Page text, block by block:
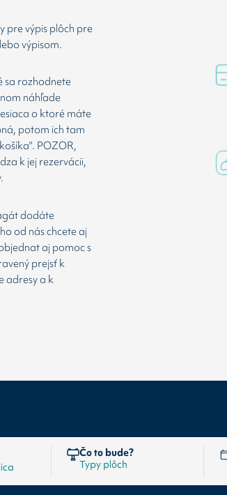
pre výpis plôch pre
výpisom.
sa rozhodnete
náhľade
o ktoré máte
potom ich tam
POZOR,
k jej rezervácii,
dodáte
od nás chcete aj
aj pomoc s
prejsť k
adresy a k
Čo to bude?